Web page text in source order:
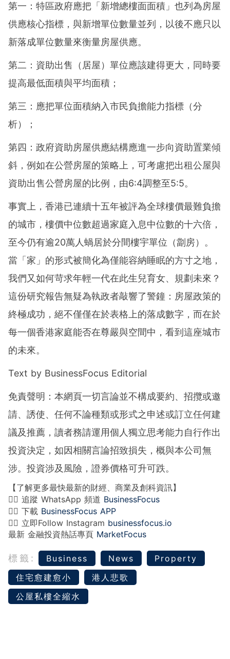
第一：特區政府應把「新增總樓面面積」也列為房屋
供應核心指標，與新增單位數量並列，以後不應只以
新落成單位數量來衡量房屋供應。
第二：資助出售（居屋）單位應該建得更大，同時要
提高最低面積與平均面積；
第三：應把單位面積納入市民負擔能力指標（分
析）；
第四：政府資助房屋供應結構應進一步向資助置業傾
斜，例如在公營房屋的策略上，可考慮把出租公屋與
資助出售公營房屋的比例，由6:4調整至5:5。
事實上，香港已連續十五年被評為全球樓價最難負擔
的城市，樓價中位數超過家庭入息中位數的十六倍，
至今仍有逾20萬人蝸居於分間樓宇單位（劏房）。
當「家」的形式被簡化為僅能容納睡眠的方寸之地，
我們又如何苛求年輕一代在此生兒育女、規劃未來？
這份研究報告無疑為執政者敲響了警鐘：房屋政策的
終極成功，絕不僅僅在於表格上的落成數字，而在於
每一個香港家庭能否在尊嚴與空間中，看到這座城市
的未來。
Text by BusinessFocus Editorial
免責聲明：本網頁一切言論並不構成要約、招攬或邀
請、誘使、任何不論種類或形式之申述或訂立任何建
議及推薦，讀者務請運用個人獨立思考能力自行作出
投資決定，如因相關言論招致損失，概與本公司無
涉。投資涉及風險，證券價格可升可跌。
【了解更多最快最新的財經、商業及創科資訊】
👉🏻 追蹤 WhatsApp 頻道 BusinessFocus
👉🏻 下載 BusinessFocus APP
👉🏻 立即Follow Instagram businessfocus.io
最新 金融投資熱話專頁 MarketFocus
標籤: Business News
Property
住宅愈建愈小
港人悲歌
公屋私樓全縮水